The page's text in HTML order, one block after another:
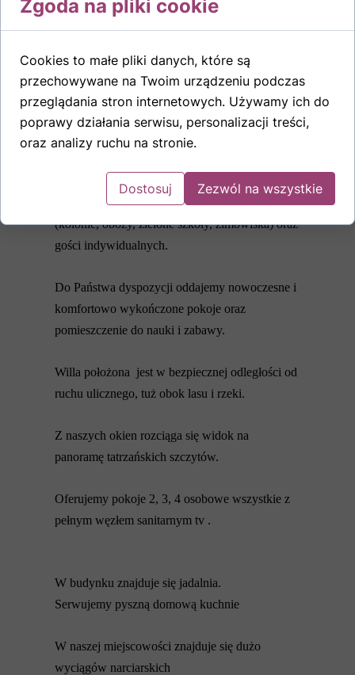
Zobacz
Zapraszamy serdecznie grupy zorganizowane
(kolonie, obozy, zielone szkoły, zimowiska) oraz
gości indywidualnych.
Do Państwa dyspozycji oddajemy nowoczesne i
komfortowo wykończone pokoje oraz
pomieszczenie do nauki i zabawy.
Willa położona jest w bezpiecznej odległości od
ruchu ulicznego, tuż obok lasu i rzeki.
Z naszych okien rozciąga się widok na
panoramę tatrzańskich szczytów.
Oferujemy pokoje 2, 3, 4 osobowe wszystkie z
pełnym węzłem sanitarnym tv .
W budynku znajduje się jadalnia.
Serwujemy pyszną domową kuchnie
W naszej miejscowości znajduje się dużo
wyciągów narciarskich
Zgoda na pliki cookie
Cookies to małe pliki danych, które są
przechowywane na Twoim urządzeniu podczas
przeglądania stron internetowych. Używamy ich do
poprawy działania serwisu, personalizacji treści,
oraz analizy ruchu na stronie.
Dostosuj Zezwól na wszystkie